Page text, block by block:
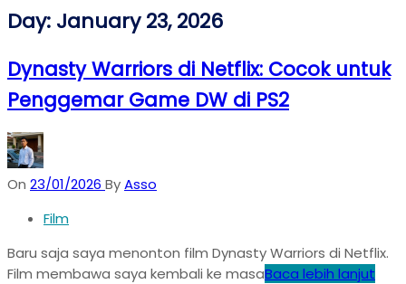
Day: January 23, 2026
Dynasty Warriors di Netflix: Cocok untuk
Penggemar Game DW di PS2
On 23/01/2026 ByAsso
Film
Baru saja saya menonton film Dynasty Warriors di Netflix.
Film membawa saya kembali ke masaBaca lebih lanjut